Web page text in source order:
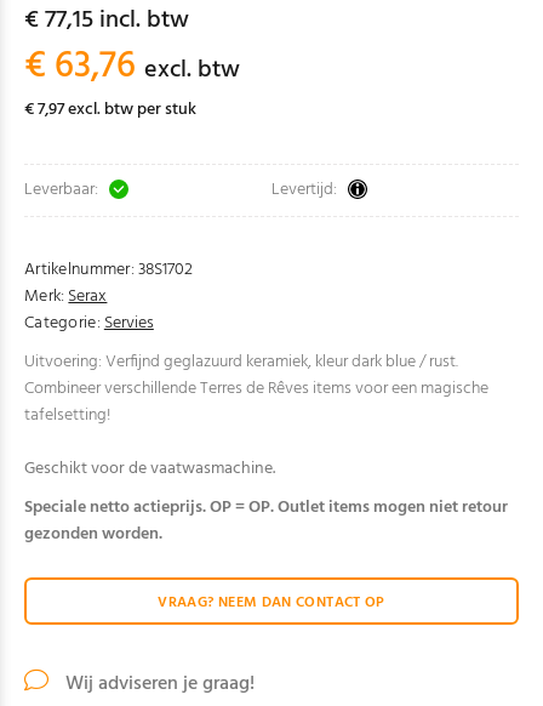
€ 77,15 incl. btw
€ 63,76 excl. btw
€ 7,97 excl. btw per stuk
Leverbaar: Levertijd:
Artikelnummer:38S1702
Merk:Serax
Categorie:Servies
Uitvoering: Verfijnd geglazuurd keramiek, kleur dark blue / rust.
Combineer verschillende Terres de Rêves items voor een magische
tafelsetting!
Geschikt voor de vaatwasmachine.
Speciale netto actieprijs. OP = OP. Outlet items mogen niet retour
gezonden worden.
VRAAG? NEEM DAN CONTACT OP
Wij adviseren je graag!